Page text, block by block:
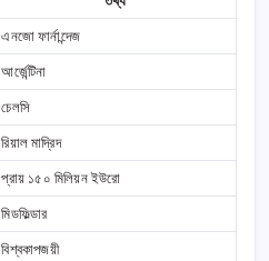
এনজো ফার্নান্দেজ
আর্জেন্টিনা
চেলসি
রিয়াল মাদ্রিদ
প্রায় ১৫০ মিলিয়ন ইউরো
মিডফিল্ডার
বিশ্বকাপজয়ী